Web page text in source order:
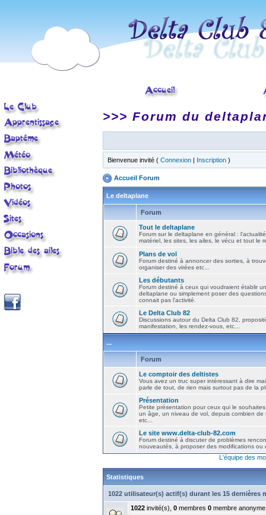
>>> Forum du
Bienvenue invité ( Connexion | Inscription )
Accueil Forum
Le deltaplane
Forum
Tout le deltaplane
Forum sur le deltaplane en général :
matériel, les sites, les ailes, le vécu et tout le
Plans de vol
Forum destiné à annoncer des sorties, à
organiser des virées etc...
Les débutants
Forum destiné à ceux qui voudraient établir
deltaplane ou simplement poser des
connait pas l'activité.
Le Delta Club 82
Discussions autour du Delta Club 82,
manifestation, les rendez-vous, etc...
...
Forum
Le comptoir des deltistes
Vous avez un truc super intéressant à dire
parle de tout, de rien mais surtout pas de la
Présentation
Petite présentation pour ceux qui le
un âge, un niveau de vol, depuis combien de
etc...
Le site www.delta-club-82.com
Forum destiné à discuter de problèmes
nouveautés, à proposer des modifications ou
L'équipe des
Statistiques
1022 utilisateur(s) actif(s) durant les 15 dernières
1022 invité(s), 0 membres 0 membre anonyme